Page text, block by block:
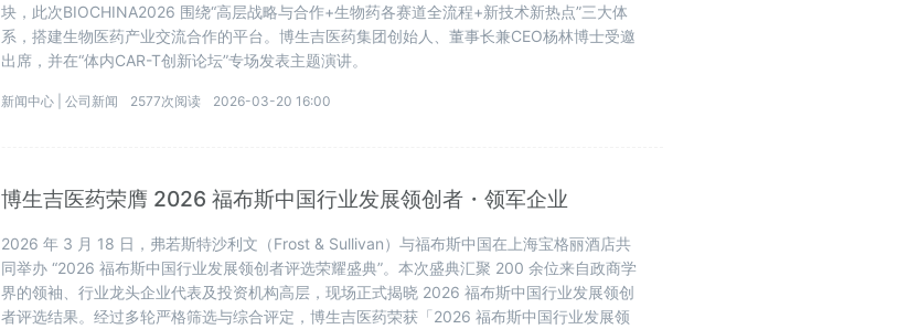
块，此次BIOCHINA2026 围绕“高层战略与合作+生物药各赛道全流程+新技术新热点”三大体
系，搭建生物医药产业交流合作的平台。博生吉医药集团创始人、董事长兼CEO杨林博士受邀
出席，并在“体内CAR-T创新论坛”专场发表主题演讲。
新闻中心 |公司新闻 2577次阅读 2026-03-20 16:00
博生吉医药荣膺 2026 福布斯中国行业发展领创者・领军企业
2026 年 3 月 18 日，弗若斯特沙利文（Frost & Sullivan）与福布斯中国在上海宝格丽酒店共
同举办 “2026 福布斯中国行业发展领创者评选荣耀盛典”。本次盛典汇聚 200 余位来自政商学
界的领袖、行业龙头企业代表及投资机构高层，现场正式揭晓 2026 福布斯中国行业发展领创
者评选结果。经过多轮严格筛选与综合评定，博生吉医药荣获「2026 福布斯中国行业发展领